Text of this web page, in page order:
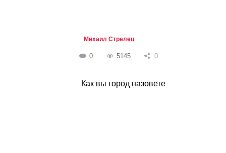
Михаил Стрелец
0 5145 0
Как вы город назовете